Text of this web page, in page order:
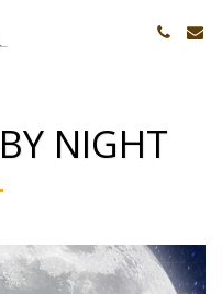
NIGHT